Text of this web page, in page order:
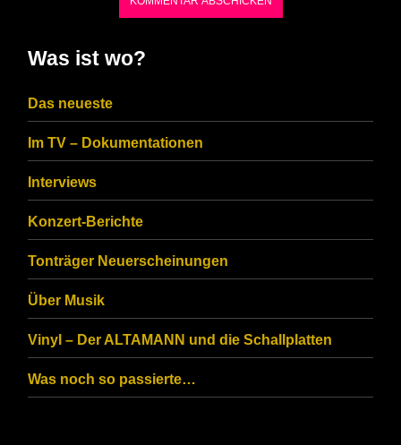
CAPTCHA
ensure
that
you
are
human.
Was ist wo?
Das neueste
Im TV – Dokumentationen
Interviews
Konzert-Berichte
Tonträger Neuerscheinungen
Über Musik
Vinyl – Der ALTAMANN und die Schallplatten
Was noch so passierte…